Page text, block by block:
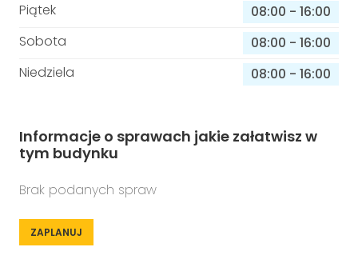
Piątek
08:00 - 16:00
Sobota
08:00 - 16:00
Niedziela
08:00 - 16:00
Informacje o sprawach jakie załatwisz w
tym budynku
Brak podanych spraw
ZAPLANUJ